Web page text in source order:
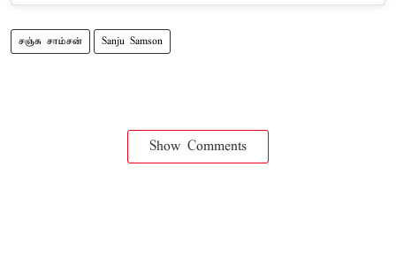
சஞ்சு சாம்சன் Sanju Samson
Show Comments